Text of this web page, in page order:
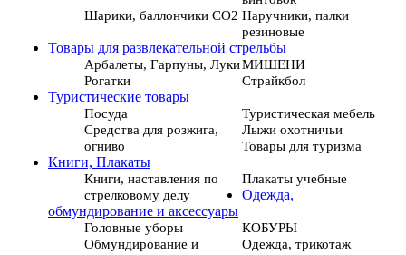
Шарики, баллончики СО2 Наручники, палки
резиновые
Товары для развлекательной стрельбы
Арбалеты, Гарпуны, ЛукиМИШЕНИ
Рогатки
Страйкбол
Туристические товары
Посуда
Туристическая мебель
Средства для розжига,
огниво
Лыжи охотничьи
Товары для туризма
Книги, Плакаты
Книги, наставления по
стрелковому делу
Плакаты учебные
Одежда,
обмундирование и аксессуары
Головные уборы
КОБУРЫ
Обмундирование и
Одежда, трикотаж